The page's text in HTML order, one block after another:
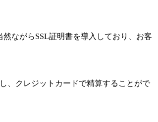
ながらSSL証明書を導入しており、お客
、クレジットカードで精算することがで